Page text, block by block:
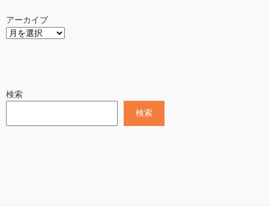
アーカイブ
検索
検索